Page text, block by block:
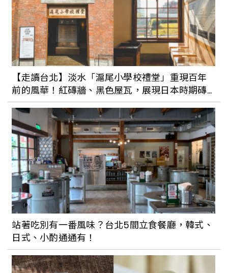
【走讀台北】淡水「滬尾小學校禮堂」重現百年
前的風華！紅磚牆、黑色屋瓦，展現日本時期磚
砌經典
站著吃別有一番風味？台北5間立食餐廳，韓式、
日式、小酌通通有！